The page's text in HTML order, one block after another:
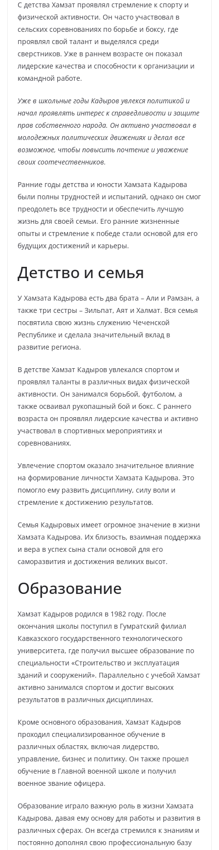
С детства Хамзат проявлял стремление к спорту и
физической активности. Он часто участвовал в
сельских соревнованиях по борьбе и боксу, где
проявлял свой талант и выделялся среди
сверстников. Уже в раннем возрасте он показал
лидерские качества и способности к организации и
командной работе.
Уже в школьные годы Кадыров увлекся политикой и
начал проявлять интерес к справедливости и защите
прав собственного народа. Он активно участвовал в
молодежных политических движениях и делал все
возможное, чтобы повысить почтение и уважение
своих соотечественников.
Ранние годы детства и юности Хамзата Кадырова
были полны трудностей и испытаний, однако он смог
преодолеть все трудности и обеспечить лучшую
жизнь для своей семьи. Его ранние жизненные
опыты и стремление к победе стали основой для его
будущих достижений и карьеры.
Детство и семья
У Хамзата Кадырова есть два брата – Али и Рамзан, а
также три сестры – Зильпат, Аят и Халмат. Вся семья
посвятила свою жизнь служению Чеченской
Республике и сделала значительный вклад в
развитие региона.
В детстве Хамзат Кадыров увлекался спортом и
проявлял таланты в различных видах физической
активности. Он занимался борьбой, футболом, а
также осваивал рукопашный бой и бокс. С раннего
возраста он проявлял лидерские качества и активно
участвовал в спортивных мероприятиях и
соревнованиях.
Увлечение спортом оказало значительное влияние
на формирование личности Хамзата Кадырова. Это
помогло ему развить дисциплину, силу воли и
стремление к достижению результатов.
Семья Кадыровых имеет огромное значение в жизни
Хамзата Кадырова. Их близость, взаимная поддержка
и вера в успех сына стали основой для его
саморазвития и достижения великих высот.
Образование
Хамзат Кадыров родился в 1982 году. После
окончания школы поступил в Гумратский филиал
Кавказского государственного технологического
университета, где получил высшее образование по
специальности «Строительство и эксплуатация
зданий и сооружений». Параллельно с учебой Хамзат
активно занимался спортом и достиг высоких
результатов в различных дисциплинах.
Кроме основного образования, Хамзат Кадыров
проходил специализированное обучение в
различных областях, включая лидерство,
управление, бизнес и политику. Он также прошел
обучение в Главной военной школе и получил
военное звание офицера.
Образование играло важную роль в жизни Хамзата
Кадырова, давая ему основу для работы и развития в
различных сферах. Он всегда стремился к знаниям и
постоянно дополнял свою профессиональную базу